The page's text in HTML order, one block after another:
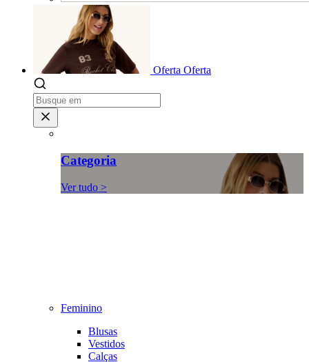
Oferta Oferta
Categoria
Ver tudo >
Feminino
Blusas
Vestidos
Calças